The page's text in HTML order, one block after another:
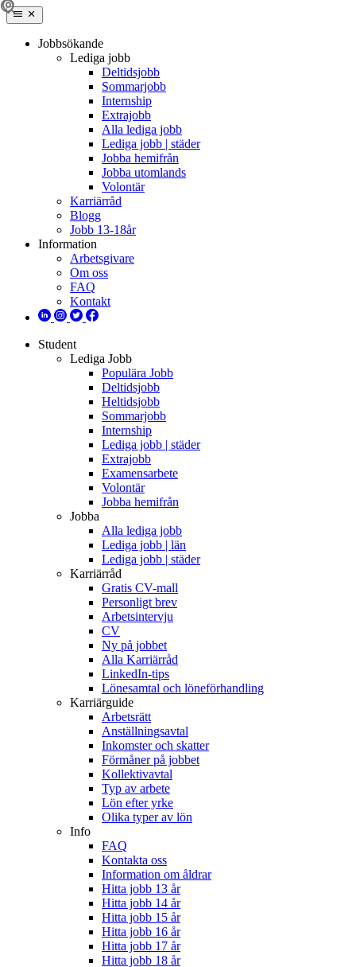
Jobbsökande
Lediga jobb
Deltidsjobb
Sommarjobb
Internship
Extrajobb
Alla lediga jobb
Lediga jobb | städer
Jobba hemifrån
Jobba utomlands
Volontär
Karriärråd
Blogg
Jobb 13-18år
Information
Arbetsgivare
Om oss
FAQ
Kontakt
Student
Lediga Jobb
Populära Jobb
Deltidsjobb
Heltidsjobb
Sommarjobb
Internship
Lediga jobb | städer
Extrajobb
Examensarbete
Volontär
Jobba hemifrån
Jobba
Alla lediga jobb
Lediga jobb | län
Lediga jobb | städer
Karriärråd
Gratis CV-mall
Personligt brev
Arbetsintervju
CV
Ny på jobbet
Alla Karriärråd
LinkedIn-tips
Lönesamtal och löneförhandling
Karriärguide
Arbetsrätt
Anställningsavtal
Inkomster och skatter
Förmåner på jobbet
Kollektivavtal
Typ av arbete
Lön efter yrke
Olika typer av lön
Info
FAQ
Kontakta oss
Information om åldrar
Hitta jobb 13 år
Hitta jobb 14 år
Hitta jobb 15 år
Hitta jobb 16 år
Hitta jobb 17 år
Hitta jobb 18 år